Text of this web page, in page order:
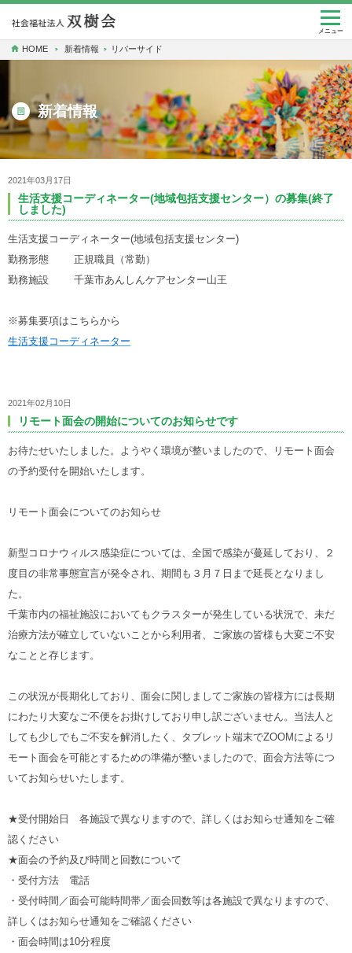
メニュー
HOME 新着情報 リバーサイド
新着情報
2021年03月17日
生活支援コーディネーター(地域包括支援センター）の募集(終了
しました)
生活支援コーディネーター(地域包括支援センター)
勤務形態 正規職員（常勤）
勤務施設 千葉市あんしんケアセンター山王
※募集要項はこちらから
生活支援コーディネーター
2021年02月10日
リモート面会の開始についてのお知らせです
お待たせいたしました。ようやく環境が整いましたので、リモート面会
の予約受付を開始いたします。
リモート面会についてのお知らせ
新型コロナウィルス感染症については、全国で感染が蔓延しており、２
度目の非常事態宣言が発令され、期間も３月７日まで延長となりまし
た。
千葉市内の福祉施設においてもクラスターが発生している状況で、未だ
治療方法が確立していないことから利用者、ご家族の皆様も大変ご不安
なことと存じます。
この状況が長期化しており、面会に関しましてご家族の皆様方には長期
にわたり大変なご不便をお掛けしており申し訳ございません。当法人と
しても少しでもご不安を解消したく、タブレット端末でZOOMによるリ
モート面会を可能とするための準備が整いましたので、面会方法等につ
いてお知らせいたします。
★受付開始日 各施設で異なりますので、詳しくはお知らせ通知をご確
認ください
★面会の予約及び時間と回数について
・受付方法 電話
・受付時間／面会可能時間帯／面会回数等は各施設で異なりますので、
詳しくはお知らせ通知をご確認ください
・面会時間は10分程度